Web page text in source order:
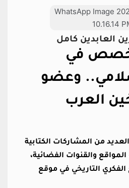
العابدين كامل
في
وعضو
العرب
من المشاركات الكتابية
والقنوات الفضائية،
الفكري التاريخي في موقع